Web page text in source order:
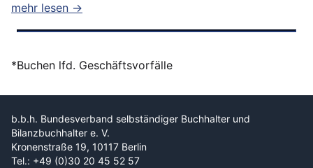
Bundesfinanzhof...
mehr lesen →
*Buchen lfd. Geschäftsvorfälle
b.b.h. Bundesverband selbständiger Buchhalter und
Bilanzbuchhalter e. V.
Kronenstraße 19, 10117 Berlin
Tel.: +49 (0)30 20 45 52 57